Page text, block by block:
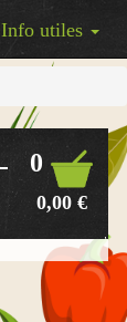
Info utiles
0
0,00 €